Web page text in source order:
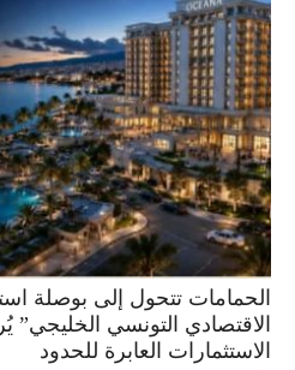
الحمامات تتحول إلى بوصلة
الاقتصادي التونسي
الاستثمارات العابرة للحدود